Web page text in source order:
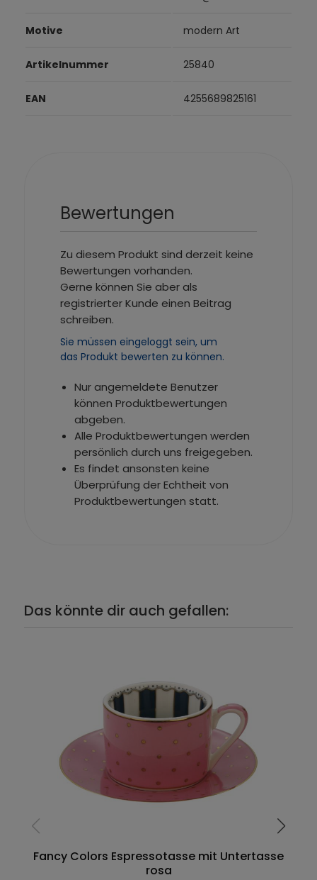
Motive modern Art
Artikelnummer 25840
EAN 4255689825161
Bewertungen
Zu diesem Produkt sind derzeit keine
Bewertungen vorhanden.
Gerne können Sie aber als
registrierter Kunde einen Beitrag
schreiben.
Sie müssen eingeloggt sein, um
das Produkt bewerten zu können.
Nur angemeldete Benutzer
können Produktbewertungen
abgeben.
Alle Produktbewertungen werden
persönlich durch uns freigegeben.
Es findet ansonsten keine
Überprüfung der Echtheit von
Produktbewertungen statt.
Das könnte dir auch gefallen:
Fancy Colors Espressotasse mit Untertasse
rosa